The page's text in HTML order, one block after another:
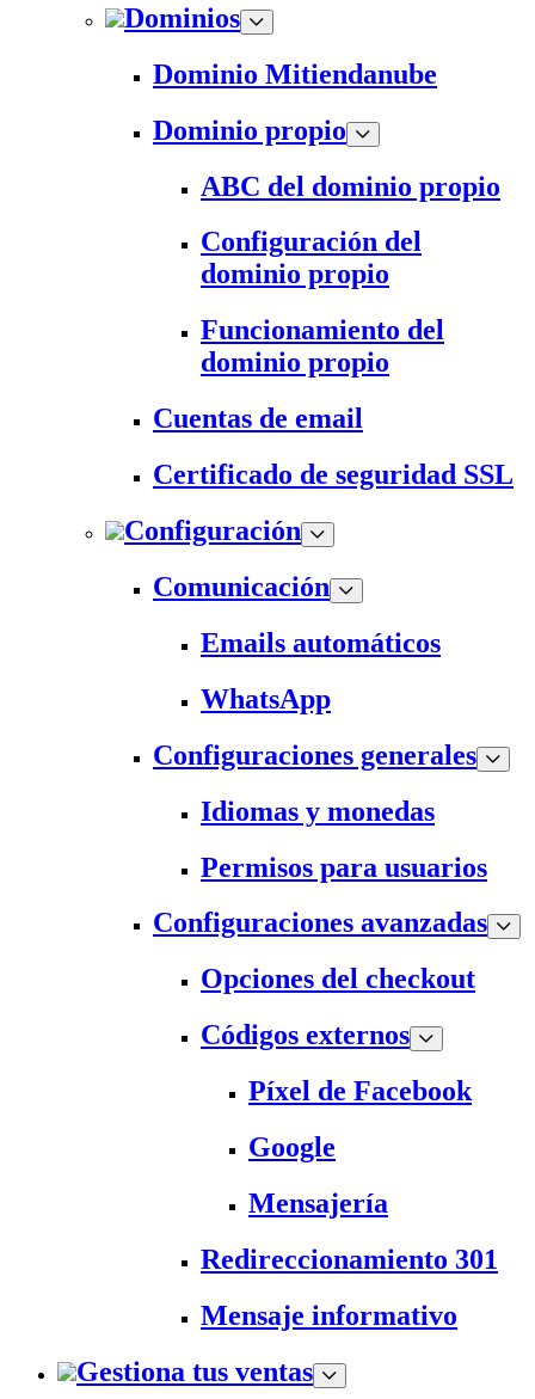
Dominios
Dominio Mitiendanube
Dominio propio
ABC del dominio propio
Configuración del
dominio propio
Funcionamiento del
dominio propio
Cuentas de email
Certificado de seguridad SSL
Configuración
Comunicación
Emails automáticos
WhatsApp
Configuraciones generales
Idiomas y monedas
Permisos para usuarios
Configuraciones avanzadas
Opciones del checkout
Códigos externos
Píxel de Facebook
Google
Mensajería
Redireccionamiento 301
Mensaje informativo
Gestiona tus ventas